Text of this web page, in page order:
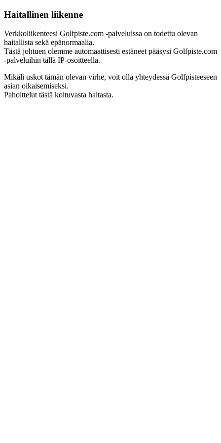
Haitallinen liikenne
Verkkoliikenteesi Golfpiste.com -palveluissa on todettu olevan
haitallista sekä epänormaalia.
Tästä johtuen olemme automaattisesti estäneet pääsysi Golfpiste.com
-palveluihin tällä IP-osoitteella.
Mikäli uskot tämän olevan virhe, voit olla yhteydessä Golfpisteeseen
asian oikaisemiseksi.
Pahoittelut tästä koituvasta haitasta.